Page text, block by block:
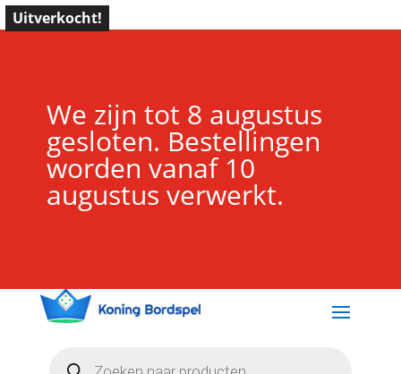
We zijn tot 8 augustus
gesloten. Bestellingen
worden vanaf 10
augustus verwerkt.
zoeken
Uitverkocht!